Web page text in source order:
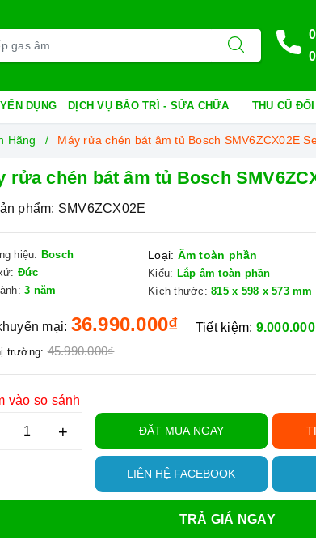
DỤNG DỊCH VỤ BẢO TRÌ - SỬA CHỮA THU CŨ ĐỔI
Hãng Máy rửa chén bát âm tủ Bosch SMV6ZCX02E
rửa chén bát âm tủ Bosch
phẩm: SMV6ZCX02E
hiệu: Bosch
Đức
3 năm
Loại: Âm toàn phần
Kiểu: Lắp âm toàn phần
Kích thước: 815 x 598 x 573 mm
mại: 36.990.000₫
trường: 45.990.000₫
Tiết kiệm:
vào so sánh
+ ĐẶT MUA NGAY
LIÊN HỆ FACEBOOK
TRẢ GIÁ NGAY